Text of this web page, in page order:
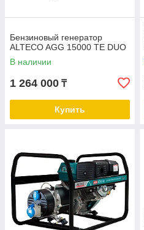
Бензиновый генератор
ALTECO AGG 15000 TE DUO
В наличии
1 264 000 ₸
Купить